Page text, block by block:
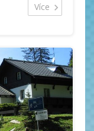
kteří preferují
kuchyní,
pokoje je také
Více